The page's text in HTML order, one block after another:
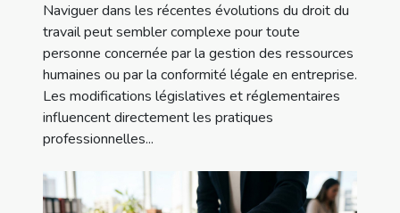
Naviguer dans les récentes évolutions du droit du
travail peut sembler complexe pour toute
personne concernée par la gestion des ressources
humaines ou par la conformité légale en entreprise.
Les modifications législatives et réglementaires
influencent directement les pratiques
professionnelles...